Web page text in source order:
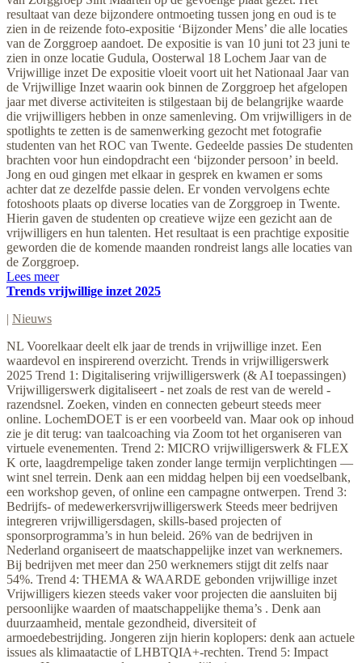
resultaat van deze bijzondere ontmoeting tussen jong en oud is te
zien in de reizende foto-expositie ‘Bijzonder Mens’ die alle locaties
van de Zorggroep aandoet. De expositie is van 10 juni tot 23 juni te
zien in onze locatie Gudula, Oosterwal 18 Lochem Jaar van de
Vrijwillige inzet De expositie vloeit voort uit het Nationaal Jaar van
de Vrijwillige Inzet waarin ook binnen de Zorggroep het afgelopen
jaar met diverse activiteiten is stilgestaan bij de belangrijke waarde
die vrijwilligers hebben in onze samenleving. Om vrijwilligers in de
spotlights te zetten is de samenwerking gezocht met fotografie
studenten van het ROC van Twente. Gedeelde passies De studenten
brachten voor hun eindopdracht een ‘bijzonder persoon’ in beeld.
Jong en oud gingen met elkaar in gesprek en kwamen er soms
achter dat ze dezelfde passie delen. Er vonden vervolgens echte
fotoshoots plaats op diverse locaties van de Zorggroep in Twente.
Hierin gaven de studenten op creatieve wijze een gezicht aan de
vrijwilligers en hun talenten. Het resultaat is een prachtige expositie
geworden die de komende maanden rondreist langs alle locaties van
de Zorggroep.
Lees meer
Trends vrijwillige inzet 2025
| Nieuws
NL Voorelkaar deelt elk jaar de trends in vrijwillige inzet. Een
waardevol en inspirerend overzicht. Trends in vrijwilligerswerk
2025 Trend 1: Digitalisering vrijwilligerswerk (& AI toepassingen)
Vrijwilligerswerk digitaliseert - net zoals de rest van de wereld -
razendsnel. Zoeken, vinden en connecten gebeurt steeds meer
online. LochemDOET is er een voorbeeld van. Maar ook op inhoud
zie je dit terug: van taalcoaching via Zoom tot het organiseren van
virtuele evenementen. Trend 2: MICRO vrijwilligerswerk & FLEX
K orte, laagdrempelige taken zonder lange termijn verplichtingen —
wint snel terrein. Denk aan een middag helpen bij een voedselbank,
een workshop geven, of online een campagne ontwerpen. Trend 3:
Bedrijfs- of medewerkersvrijwilligerswerk Steeds meer bedrijven
integreren vrijwilligersdagen, skills-based projecten of
sponsorprogramma’s in hun beleid. 26% van de bedrijven in
Nederland organiseert de maatschappelijke inzet van werknemers.
Bij bedrijven met meer dan 250 werknemers stijgt dit zelfs naar
54%. Trend 4: THEMA & WAARDE gebonden vrijwillige inzet
Vrijwilligers kiezen steeds vaker voor projecten die aansluiten bij
persoonlijke waarden of maatschappelijke thema’s . Denk aan
duurzaamheid, mentale gezondheid, diversiteit of
armoedebestrijding. Jongeren zijn hierin koplopers: denk aan actuele
issues als klimaatactie of LHBTQIA+-rechten. Trend 5: Impact